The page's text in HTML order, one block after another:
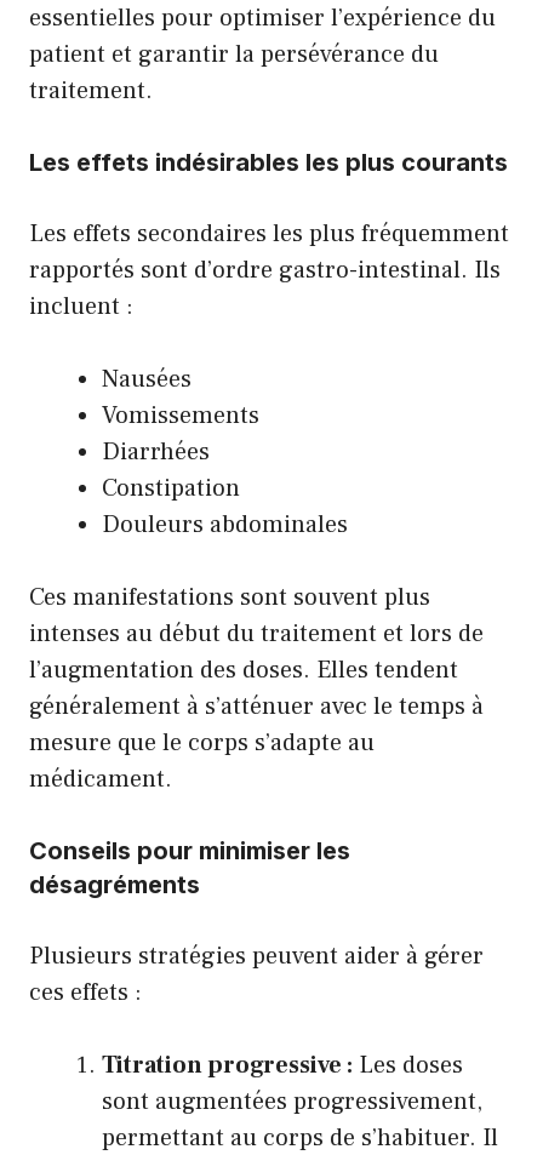
essentielles pour optimiser l’expérience du
patient et garantir la persévérance du
traitement.
Les effets indésirables les plus courants
Les effets secondaires les plus fréquemment
rapportés sont d’ordre gastro-intestinal. Ils
incluent :
Nausées
Vomissements
Diarrhées
Constipation
Douleurs abdominales
Ces manifestations sont souvent plus
intenses au début du traitement et lors de
l’augmentation des doses. Elles tendent
généralement à s’atténuer avec le temps à
mesure que le corps s’adapte au
médicament.
Conseils pour minimiser les
désagréments
Plusieurs stratégies peuvent aider à gérer
ces effets :
Titration progressive : Les doses
sont augmentées progressivement,
permettant au corps de s’habituer. Il